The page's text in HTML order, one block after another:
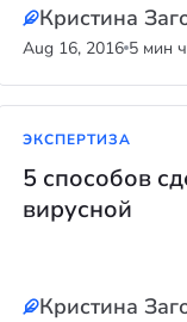
Кристина
Aug 16, 2016 5 мин
ЭКСПЕРТИЗА
5 способов
вирусной
Кристина